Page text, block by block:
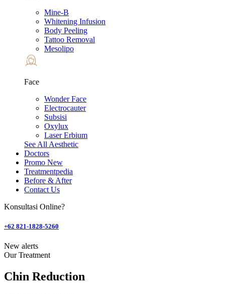
Mine-B
Whitening Infusion
Body Peeling
Tattoo Removal
Mesolipo
Face
Wonder Face
Electrocauter
Subsisi
Oxylux
Laser Erbium
See All Aesthetic
Doctors
Promo New
Treatmentpedia
Before & After
Contact Us
Konsultasi Online?
+62 821-1828-5260
New alerts
Our Treatment
Chin Reduction